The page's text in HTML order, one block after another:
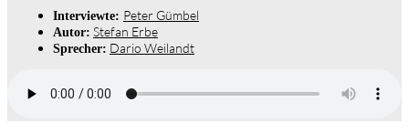
Interviewte: Peter Gümbel
Autor: Stefan Erbe
Sprecher: Dario Weilandt